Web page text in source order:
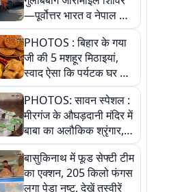
—पूर्वोत्तर भारत व नेपाल के
कांवरियों का प्रमुख सेवा धाम
PHOTOS : बिहार के गया
जी की 5 मशहूर मिठाइयां,
स्वाद ऐसा कि पर्यटक घर ले
जाना नहीं भूलते, तस्वीरों में
देखें
PHOTOS: सावन स्पेशल :
मीरगंज के औघड़दानी मंदिर में
बाबा का अलौकिक श्रृंगार,
तस्वीरों में देखें महादेव के कई
मनमोहक स्वरूप
बासुकिनाथ में फूड सेफ्टी टीम
का एक्शन, 205 किलो फंगस
लगा पेड़ा नष्ट, देखें तस्वीरें